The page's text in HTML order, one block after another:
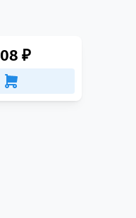
₽